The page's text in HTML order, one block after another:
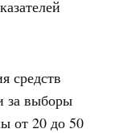
средств
за выборы
от 20 до 50